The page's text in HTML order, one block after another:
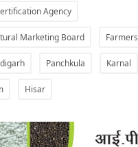
Agency
Marketing Board Farmers
Panchkula Karnal
Hisar